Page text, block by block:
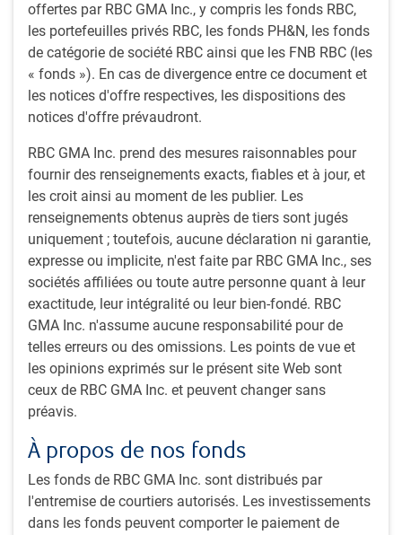
offertes par RBC GMA Inc., y compris les fonds RBC,
les portefeuilles privés RBC, les fonds PH&N, les fonds
de catégorie de société RBC ainsi que les FNB RBC (les
« fonds »). En cas de divergence entre ce document et
les notices d'offre respectives, les dispositions des
notices d'offre prévaudront.
RBC GMA Inc. prend des mesures raisonnables pour
fournir des renseignements exacts, fiables et à jour, et
les croit ainsi au moment de les publier. Les
renseignements obtenus auprès de tiers sont jugés
uniquement ; toutefois, aucune déclaration ni garantie,
expresse ou implicite, n'est faite par RBC GMA Inc., ses
sociétés affiliées ou toute autre personne quant à leur
exactitude, leur intégralité ou leur bien-fondé. RBC
GMA Inc. n'assume aucune responsabilité pour de
telles erreurs ou des omissions. Les points de vue et
les opinions exprimés sur le présent site Web sont
ceux de RBC GMA Inc. et peuvent changer sans
préavis.
À propos de nos fonds
Les fonds de RBC GMA Inc. sont distribués par
l'entremise de courtiers autorisés. Les investissements
dans les fonds peuvent comporter le paiement de
Perspectives des marchés des titres à revenu fixe et des
Perspectives des marchés des titres à
revenu fixe et des devises – Été 2026
REGARD SUR LES PLACEMENTS MONDIAUX
Soo Boo Cheah explique pourquoi les taux
obligataires actuels, qui se situent à des
sommets de plusieurs décennies, offrent de
véritables occasions aux investisseurs en titres à
revenu fixe. Dan Mitchell explique pourquoi le
dollar américain ne se comporte pas comme
prévu et indique quelles sont les monnaies
susceptibles de s’apprécier réellement au cours
de l’année à venir.
D.Mitchell, CFA • 22 juin 2026
Marchés mondiaux des titres à revenu fixe - Nouvel An 2026
Marchés mondiaux des titres à revenu fixe
- Nouvel An 2026
PERSPECTIVES
en raison de la diminution des rendements et des
baisses de taux, mais les contraintes budgétaires
et les risques d’inflation menacent la crédibilité
des obligations d’État, amenant ainsi les
investisseurs à se tourner vers les obligations de